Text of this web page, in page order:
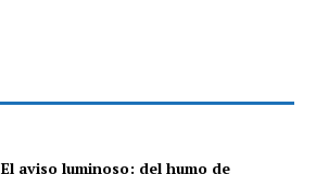
El aviso luminoso: del humo de